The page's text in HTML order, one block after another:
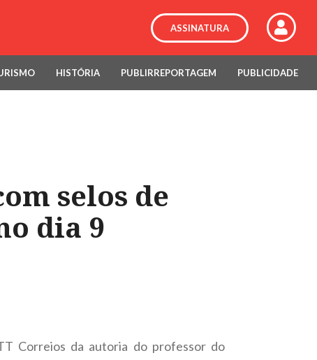
ASSINATURA
HISTÓRIA PUBLIRREPORTAGEM PUBLICIDADE
selos de
dia 9
Correios da autoria do professor do